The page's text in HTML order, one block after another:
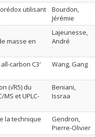
utilisant
Bourdon,
Jérémie
masse en
Lajeunesse,
André
carbon C3′
Wang, Gang
(√R5) du
et UPLC-
Beniani,
Issraa
la technique
Gendron,
Pierre-Olivier